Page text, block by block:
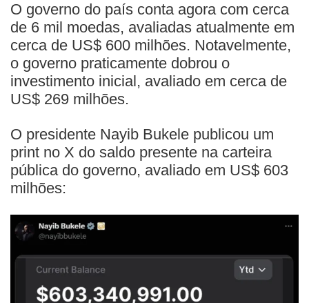
O governo do país conta agora com cerca
de 6 mil moedas, avaliadas atualmente em
cerca de US$ 600 milhões. Notavelmente,
o governo praticamente dobrou o
investimento inicial, avaliado em cerca de
US$ 269 milhões.
O presidente Nayib Bukele publicou um
print no X do saldo presente na carteira
pública do governo, avaliado em US$ 603
milhões: